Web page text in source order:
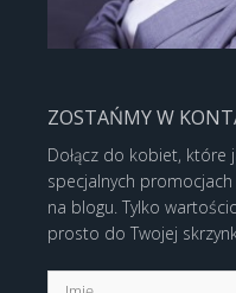
ZOSTAŃMY W
Dołącz do kobiet, które
specjalnych
na blogu. Tylko
prosto do Twojej